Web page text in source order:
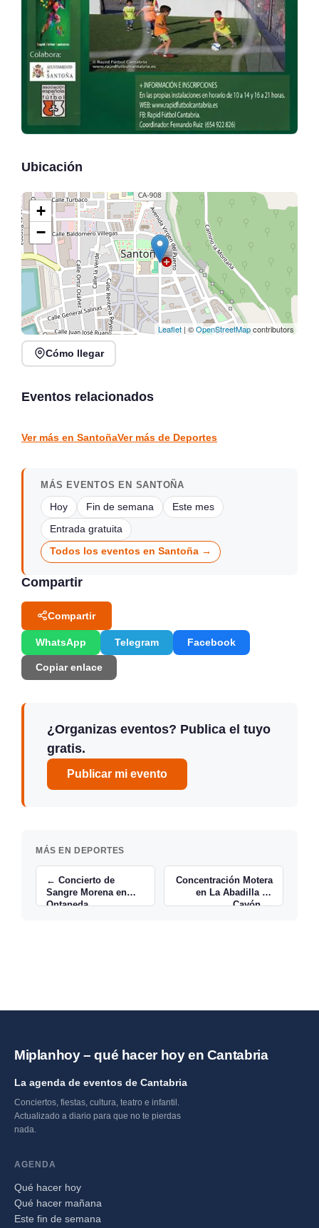
Ubicación
+
−
Leaflet | ©OpenStreetMapcontributors
Cómo llegar
Eventos relacionados
Run Club y Cata de
Santander
Ver más en SantoñaVer más de Deportes
MÁS EVENTOS EN SANTOÑA
Hoy Fin de semana Este mes
Entrada gratuita
Todos los eventos en Santoña →
Compartir
Compartir
WhatsApp Telegram Facebook
Copiar enlace
¿Organizas eventos? Publica el tuyo
gratis.
Publicar mi evento
MÁS EN DEPORTES
← Concierto de
Sangre Morena en
Ontaneda
Concentración Motera
en La Abadilla de
Cayón →
Miplanhoy – qué hacer hoy en Cantabria
La agenda de eventos de Cantabria
Conciertos, fiestas, cultura, teatro e infantil.
Actualizado a diario para que no te pierdas
nada.
AGENDA
Qué hacer hoy
Qué hacer mañana
Este fin de semana